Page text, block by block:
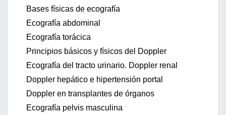
Bases físicas de ecografía
Ecografía abdominal
Ecografía torácica
Principios básicos y físicos del Doppler
Ecografía del tracto urinario. Doppler renal
Doppler hepático e hipertensión portal
Doppler en transplantes de órganos
Ecografía pelvis masculina